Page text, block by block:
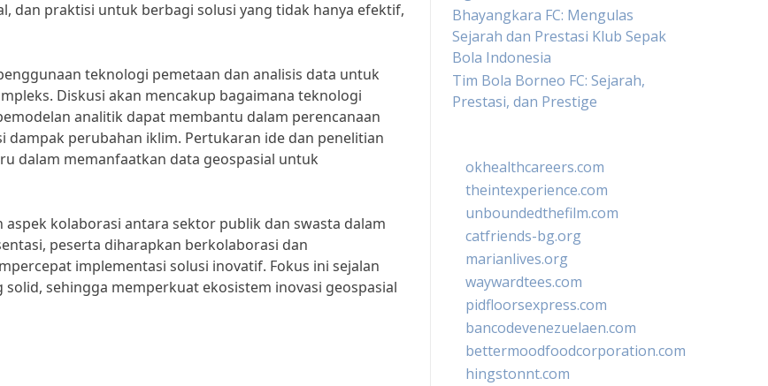
dan praktisi untuk berbagi solusi yang tidak hanya efektif,
teknologi pemetaan dan analisis data untuk
Diskusi akan mencakup bagaimana teknologi
analitik dapat membantu dalam perencanaan
dampak perubahan iklim. Pertukaran ide dan penelitian
dalam memanfaatkan data geospasial untuk
kolaborasi antara sektor publik dan swasta dalam
peserta diharapkan berkolaborasi dan
implementasi solusi inovatif. Fokus ini sejalan
sehingga memperkuat ekosistem inovasi geospasial
Bhayangkara FC: Mengulas
Sejarah dan Prestasi Klub Sepak
Bola Indonesia
Tim Bola Borneo FC: Sejarah,
Prestasi, dan Prestige
okhealthcareers.com
theintexperience.com
unboundedthefilm.com
catfriends-bg.org
marianlives.org
waywardtees.com
pidfloorsexpress.com
bancodevenezuelaen.com
bettermoodfoodcorporation.com
hingstonnt.com